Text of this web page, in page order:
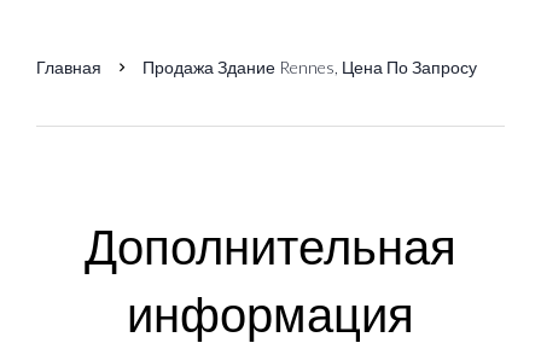
Главная Продажа Здание Rennes, Цена По Запросу
Дополнительная
информация